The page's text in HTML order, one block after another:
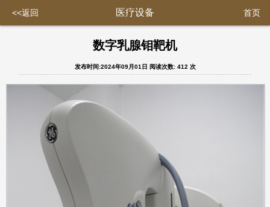
<<返回 医疗设备 首页
数字乳腺钼靶机
发布时间:2024年09月01日 阅读次数: 412 次